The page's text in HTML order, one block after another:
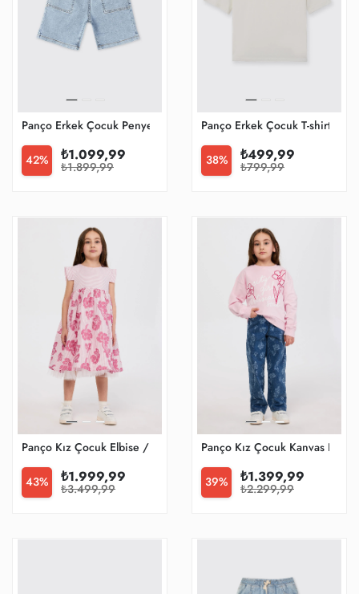
Panço Erkek Çocuk Penye Şort
42% ₺1.099,99
₺1.899,99
Panço Erkek Çocuk T-shirt
38% ₺499,99
₺799,99
Panço Kız Çocuk Elbise / Tulum
43% ₺1.999,99
₺3.499,99
Panço Kız Çocuk Kanvas
39% ₺1.399,99
₺2.299,99